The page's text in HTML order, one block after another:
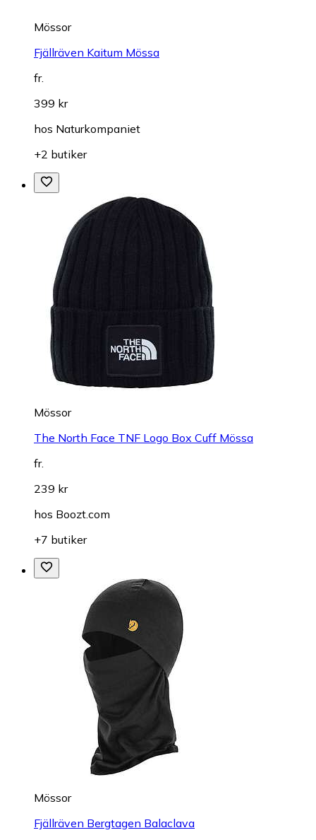
Mössor
Fjällräven Kaitum Mössa
fr.
399 kr
hos Naturkompaniet
+2 butiker
Mössor
The North Face TNF Logo Box Cuff Mössa
fr.
239 kr
hos Boozt.com
+7 butiker
Mössor
Fjällräven Bergtagen Balaclava